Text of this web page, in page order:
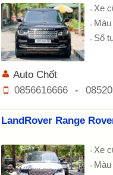
Xe
Số
Auto Chốt
0856616666
-
LandRover Range
Xe